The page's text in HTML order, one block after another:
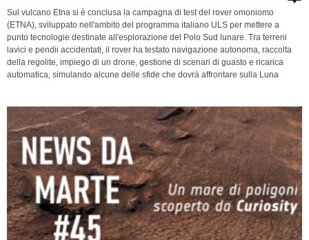
Sul vulcano Etna si è conclusa la campagna di test del rover omoniomo
(ETNA), sviluppato nell'ambito del programma italiano ULS per mettere a
punto tecnologie destinate all'esplorazione del Polo Sud lunare. Tra terreni
lavici e pendii accidentati, il rover ha testato navigazione autonoma, raccolta
della regolite, impiego di un drone, gestione di scenari di guasto e ricarica
automatica, simulando alcune delle sfide che dovrà affrontare sulla Luna